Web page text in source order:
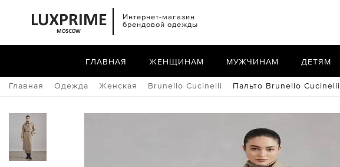
Интернет-магазин
брендовой одежды
ГЛАВНАЯ ЖЕНЩИНАМ МУЖЧИНАМ ДЕТЯМ
Главная Одежда Женская Brunello Cucinelli Пальто Brunello Cucinelli